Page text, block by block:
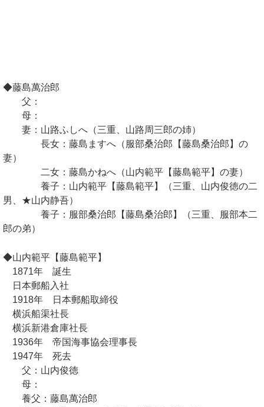
◆藤島萬治郎
父：
母：
妻：山路ふしへ（三重、山路周三郎の姉）
長女：藤島ますへ（服部桑治郎【藤島桑治郎】の
妻）
二女：藤島かねへ（山内範平【藤島範平】の妻）
養子：山内範平【藤島範平】（三重、山内俊徳の二
男、★山内静吾）
養子：服部桑治郎【藤島桑治郎】（三重、服部本二
郎の弟）
◆山内範平【藤島範平】
1871年 誕生
日本郵船入社
1918年 日本郵船取締役
横浜船渠社長
横浜新港倉庫社長
1936年 帝国海事協会理事長
1947年 死去
父：山内俊徳
母：
養父：藤島萬治郎